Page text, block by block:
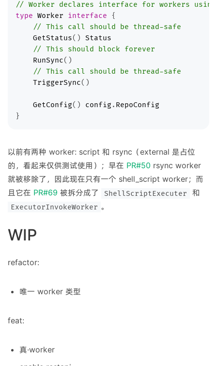
// Worker declares interface for workers
type Worker interface
// This call should be thread-safe
GetStatus() Status
// This should block forever
RunSync
// This call should be thread-safe
TriggerSync
GetConfig() config . RepoConfig
以前有两种 worker: script 和 rsync（external 是占位
的，看起来仅供测试使用）；早在 PR#50 rsync worker
就被移除了，因此现在只有一个 shell_script worker；而
且它在 PR#69 被拆分成了 ShellScriptExecuter 和
ExecutorInvokeWorker 。
WIP
refactor:
唯一 worker 类型
feat:
真·worker